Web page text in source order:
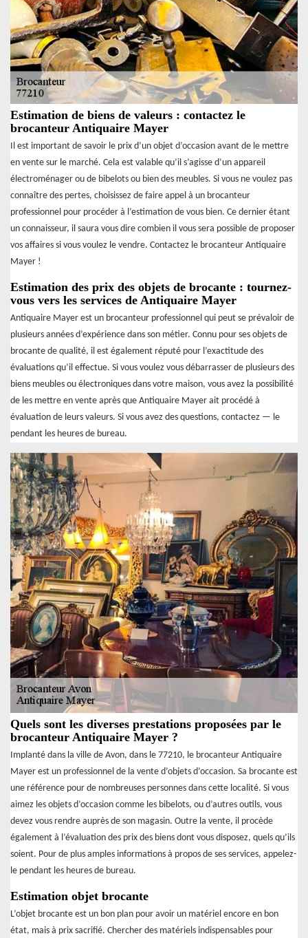
Estimation de biens de valeurs : contactez le
brocanteur Antiquaire Mayer
Il est important de savoir le prix d’un objet d’occasion avant de le mettre
en vente sur le marché. Cela est valable qu’il s’agisse d’un appareil
électroménager ou de bibelots ou bien des meubles. Si vous ne voulez pas
connaître des pertes, choisissez de faire appel à un brocanteur
professionnel pour procéder à l’estimation de vous bien. Ce dernier étant
un connaisseur, il saura vous dire combien il vous sera possible de proposer
vos affaires si vous voulez le vendre. Contactez le brocanteur Antiquaire
Mayer !
Estimation des prix des objets de brocante : tournez-
vous vers les services de Antiquaire Mayer
Antiquaire Mayer est un brocanteur professionnel qui peut se prévaloir de
plusieurs années d’expérience dans son métier. Connu pour ses objets de
brocante de qualité, il est également réputé pour l’exactitude des
évaluations qu’il effectue. Si vous voulez vous débarrasser de plusieurs des
biens meubles ou électroniques dans votre maison, vous avez la possibilité
de les mettre en vente après que Antiquaire Mayer ait procédé à
évaluation de leurs valeurs. Si vous avez des questions, contactez — le
pendant les heures de bureau.
Quels sont les diverses prestations proposées par le
brocanteur Antiquaire Mayer ?
Implanté dans la ville de Avon, dans le 77210, le brocanteur Antiquaire
Mayer est un professionnel de la vente d’objets d’occasion. Sa brocante est
une référence pour de nombreuses personnes dans cette localité. Si vous
aimez les objets d’occasion comme les bibelots, ou d’autres outils, vous
devez vous rendre auprès de son magasin. Outre la vente, il procède
également à l’évaluation des prix des biens dont vous disposez, quels qu’ils
soient. Pour de plus amples informations à propos de ses services, appelez-
le pendant les heures de bureau.
Estimation objet brocante
L’objet brocante est un bon plan pour avoir un matériel encore en bon
état, mais à prix sacrifié. Chercher des matériels indispensables pour